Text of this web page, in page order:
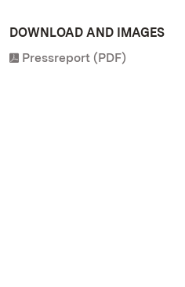
DOWNLOAD AND IMAGES
Pressreport (PDF)